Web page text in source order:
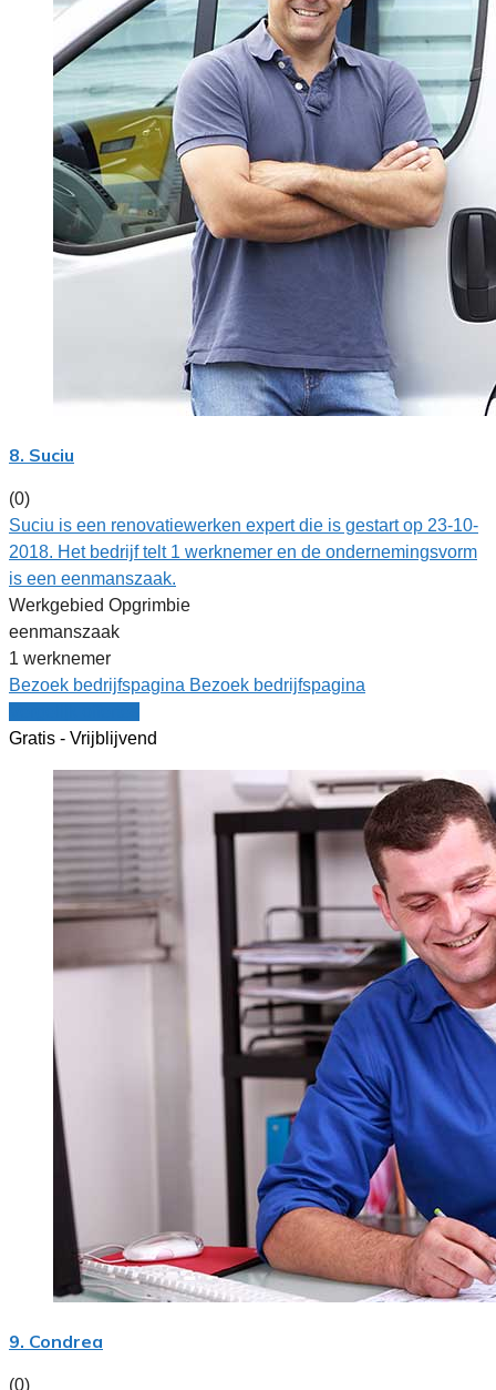
8. Suciu
(0)
Suciu is een renovatiewerken expert die is gestart op 23-10-
2018. Het bedrijf telt 1 werknemer en de ondernemingsvorm
is een eenmanszaak.
Werkgebied Opgrimbie
eenmanszaak
1 werknemer
Bezoek bedrijfspagina Bezoek bedrijfspagina
Gratis - Vrijblijvend
9. Condrea
(0)